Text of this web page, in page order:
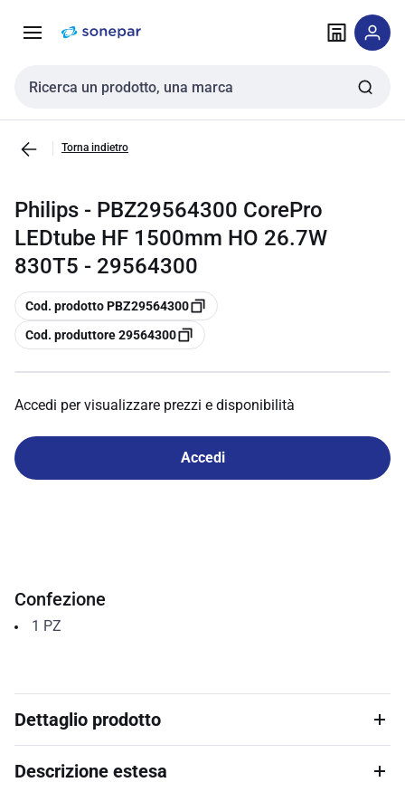
navigazione alla
Cerca input
Torna indietro
Philips - PBZ29564300 CorePro
LEDtube HF 1500mm HO 26.7W
830T5 - 29564300
copia
Cod. prodotto PBZ29564300
copia
Cod. produttore 29564300
Accedi per visualizzare prezzi e disponibilità
Accedi
Confezione
1 PZ
Dettaglio prodotto
Descrizione estesa